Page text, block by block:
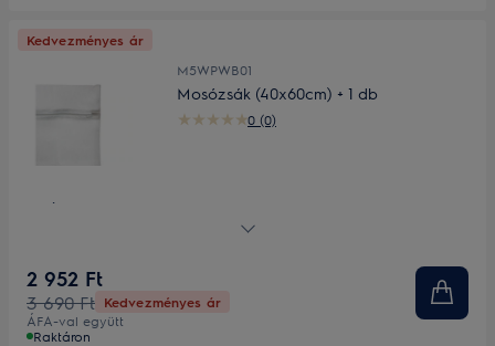
Kedvezményes ár
M5WPWB01
0 (0)
Mosózsák (40x60cm) + 1 db
Óvja a kényes ruhadarabokat mosás közben
2 952 Ft
3 690 Ft Kedvezményes ár
ÁFA-val együtt
Raktáron